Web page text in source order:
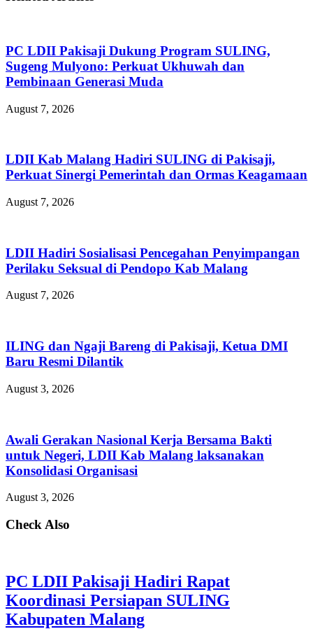
PC LDII Pakisaji Dukung Program SULING,
Sugeng Mulyono: Perkuat Ukhuwah dan
Pembinaan Generasi Muda
August 7, 2026
LDII Kab Malang Hadiri SULING di Pakisaji,
Perkuat Sinergi Pemerintah dan Ormas Keagamaan
August 7, 2026
LDII Hadiri Sosialisasi Pencegahan Penyimpangan
Perilaku Seksual di Pendopo Kab Malang
August 7, 2026
ILING dan Ngaji Bareng di Pakisaji, Ketua DMI
Baru Resmi Dilantik
August 3, 2026
Awali Gerakan Nasional Kerja Bersama Bakti
untuk Negeri, LDII Kab Malang laksanakan
Konsolidasi Organisasi
August 3, 2026
Check Also
PC LDII Pakisaji Hadiri Rapat
Koordinasi Persiapan SULING
Kabupaten Malang